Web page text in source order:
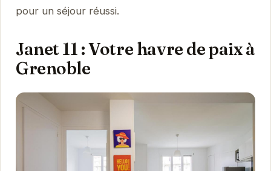
pour un séjour réussi.
Janet 11 : Votre havre de paix à
Grenoble